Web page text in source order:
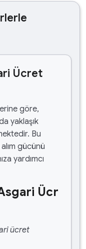
Ücret
göre,
yaklaşık
Bu
gücünü
yardımcı
Ücr
ücret